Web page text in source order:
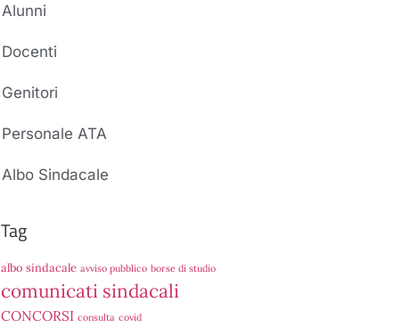
Alunni
Docenti
Genitori
Personale ATA
Albo Sindacale
Tag
albo sindacale avviso pubblico borse di studio
comunicati sindacali
CONCORSI consulta covid